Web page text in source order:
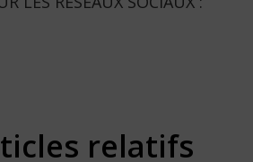
relatifs